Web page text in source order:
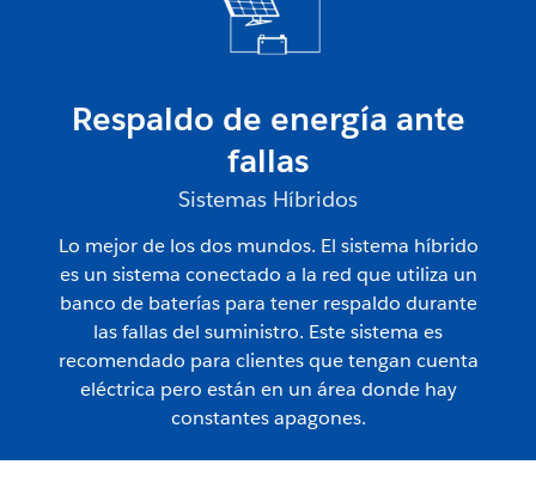
Respaldo de energía ante
fallas
Sistemas Híbridos
Lo mejor de los dos mundos. El sistema híbrido
es un sistema conectado a la red que utiliza un
banco de baterías para tener respaldo durante
las fallas del suministro. Este sistema es
recomendado para clientes que tengan cuenta
eléctrica pero están en un área donde hay
constantes apagones.